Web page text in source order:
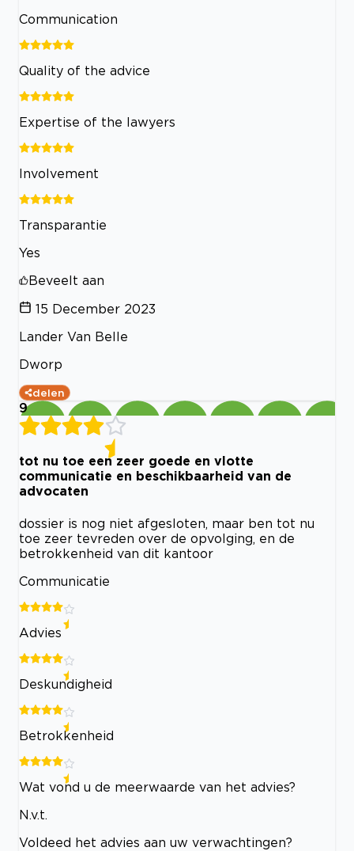
Communication
Quality of the advice
Expertise of the lawyers
Involvement
Transparantie
Yes
Beveelt aan
15 December 2023
Lander Van Belle
Dworp
delen
9
tot nu toe een zeer goede en vlotte
communicatie en beschikbaarheid van de
advocaten
dossier is nog niet afgesloten, maar ben tot nu
toe zeer tevreden over de opvolging, en de
betrokkenheid van dit kantoor
Communicatie
Advies
Deskundigheid
Betrokkenheid
Wat vond u de meerwaarde van het advies?
N.v.t.
Voldeed het advies aan uw verwachtingen?